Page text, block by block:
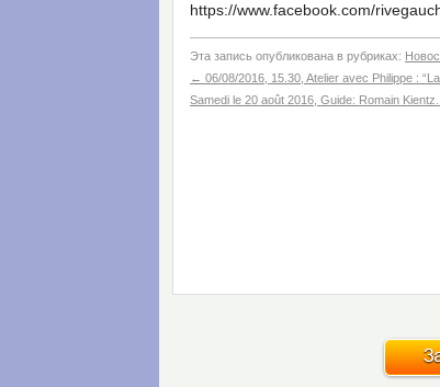
https://www.facebook.com/
Эта запись опубликована в рубриках:
← 06/08/2016, 15.30, Atelier avec Philippe :
Samedi le 20 août 2016, Guide: Romain Kientz.